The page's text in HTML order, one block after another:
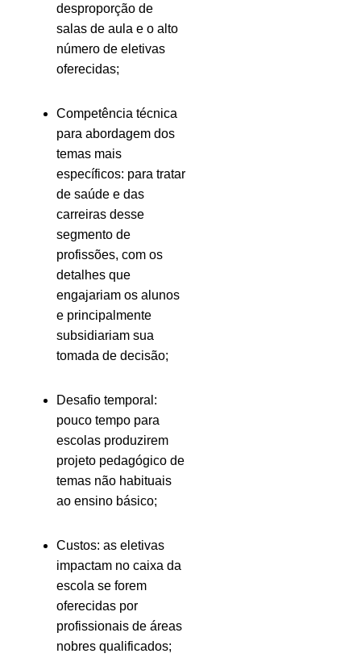
desproporção de
salas de aula e o alto
número de eletivas
oferecidas;
Competência técnica
para abordagem dos
temas mais
específicos: para tratar
de saúde e das
carreiras desse
segmento de
profissões, com os
detalhes que
engajariam os alunos
e principalmente
subsidiariam sua
tomada de decisão;
Desafio temporal:
pouco tempo para
escolas produzirem
projeto pedagógico de
temas não habituais
ao ensino básico;
Custos: as eletivas
impactam no caixa da
escola se forem
oferecidas por
profissionais de áreas
nobres qualificados;